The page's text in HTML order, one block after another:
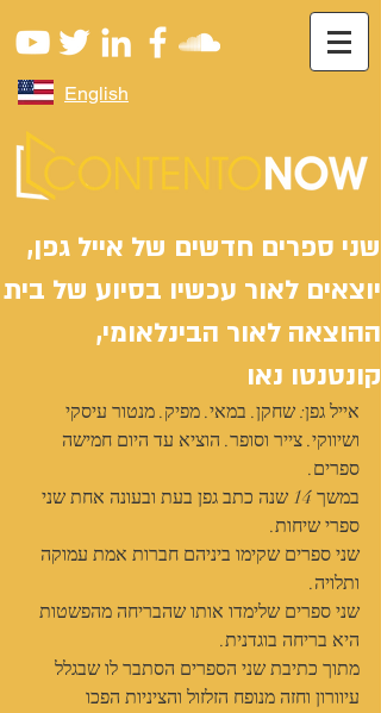
English
שני ספרים חדשים של אייל גפן,
יוצאים לאור עכשיו בסיוע של בית
ההוצאה לאור הבינלאומי,
קונטנטו נאו
אייל גפן: שחקן. במאי. מפיק. מנטור עיסקי
ושיווקי. צייר וסופר. הוציא עד היום חמישה
ספרים.
במשך 14 שנה כתב גפן בעת ובעונה אחת שני
ספרי שיחות.
שני ספרים שקימו ביניהם חברות אמת עמוקה
ותלויה.
שני ספרים שלימדו אותו שהבריחה מהפשטות
היא בריחה בוגדנית.
מתוך כתיבת שני הספרים הסתבר לו שבגלל
עיוורון וחזה מנופח הזלזול והציניות הפכו